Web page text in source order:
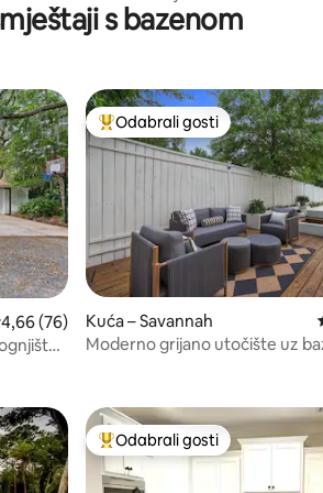
s bazenom
ocjena: 4,66/5, recenzija: 76
4,66 (76)
Među najviše rangiranima s
Odabrali gosti
Kuća – Savannah
Moderno grijano utočište uz
„Odabrali gosti”Među najviše rangiranima s
Odabrali gosti